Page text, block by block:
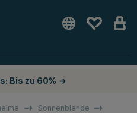
Bis zu 60% →
Sonnenblende